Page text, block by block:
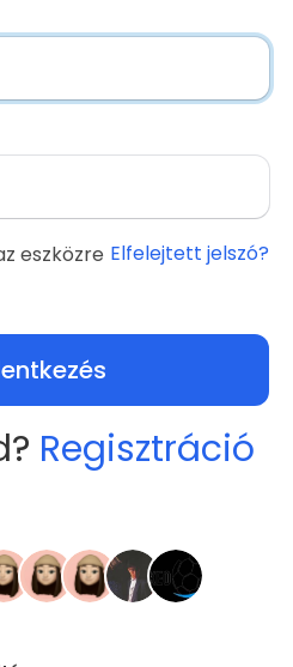
eszközre Elfelejtett jelszó?
Regisztráció